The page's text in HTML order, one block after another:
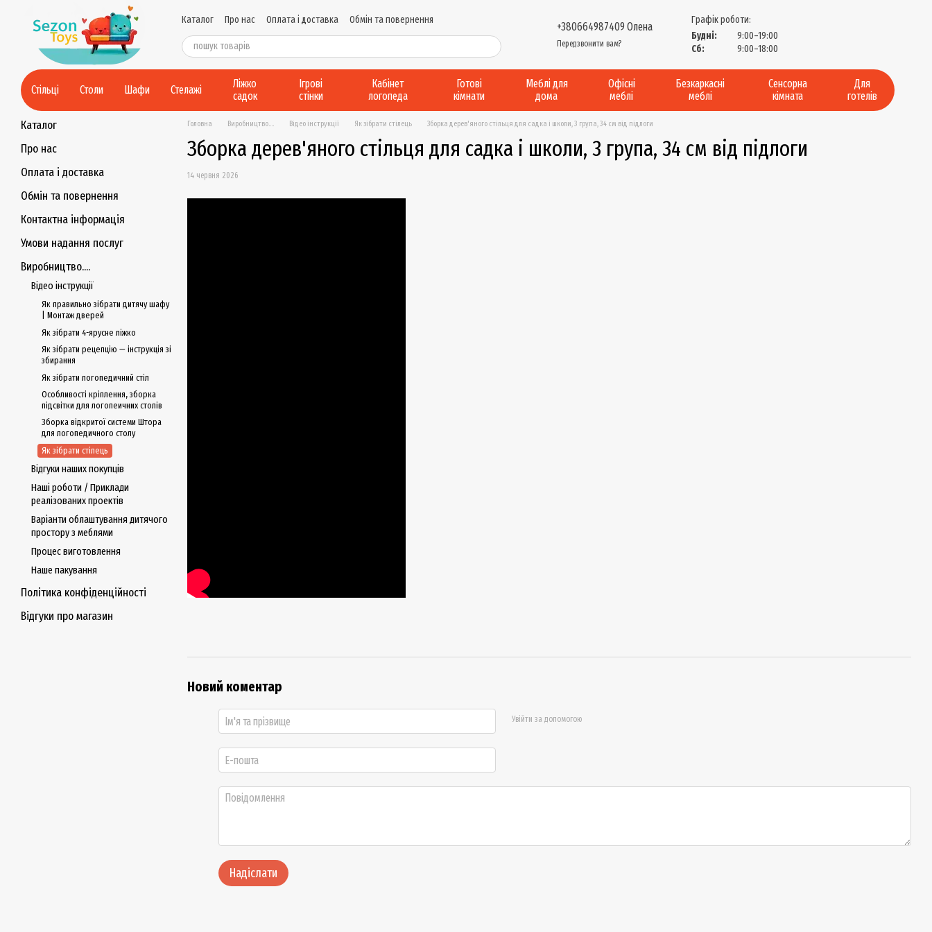
Перейти до основного контенту
Каталог Про нас Оплата і доставка
Обмін та повернення
Контактна інформація
Умови надання послуг
Виробництво....
Політика конфіденційності
+380664987409 Олена
Передзвонити вам?
Графік роботи:
Будні:
9:00–19:00
Сб:
9:00–18:00
Стільці Столи Шафи Стелажі
Ліжко
садок
Ігрові
стінки
Кабінет
логопеда
Готові
кімнати
Меблі для
дома
Офісні
меблі
Безкаркасні
меблі
Сенсорна
кімната
Для
готелів
Головна Виробництво.... Відео інструкції Як зібрати стілець Зборка дерев'яного стільця для садка і школи, 3 група, 34 см від підлоги
Зборка дерев'яного стільця для садка і школи, 3 група, 34 см від підлоги
14 червня 2026
Новий коментар
Увійти за допомогою
Надіслати
Каталог
Про нас
Оплата і доставка
Обмін та повернення
Контактна інформація
Умови надання послуг
Виробництво....
Відео інструкції
Як правильно зібрати дитячу шафу
| Монтаж дверей
Як зібрати 4-ярусне ліжко
Як зібрати рецепцію — інструкція зі
збирання
Як зібрати логопедичний стіл
Особливості кріплення, зборка
підсвітки для логопеичних столів
Зборка відкритої системи Штора
для логопедичного столу
Як зібрати стілець
Відгуки наших покупців
Наші роботи / Приклади
реалізованих проектів
Варіанти облаштування дитячого
простору з меблями
Процес виготовлення
Наше пакування
Політика конфіденційності
Відгуки про магазин